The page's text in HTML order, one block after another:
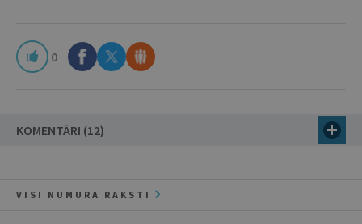
0
KOMENTĀRI (12)
VISI NUMURA RAKSTI